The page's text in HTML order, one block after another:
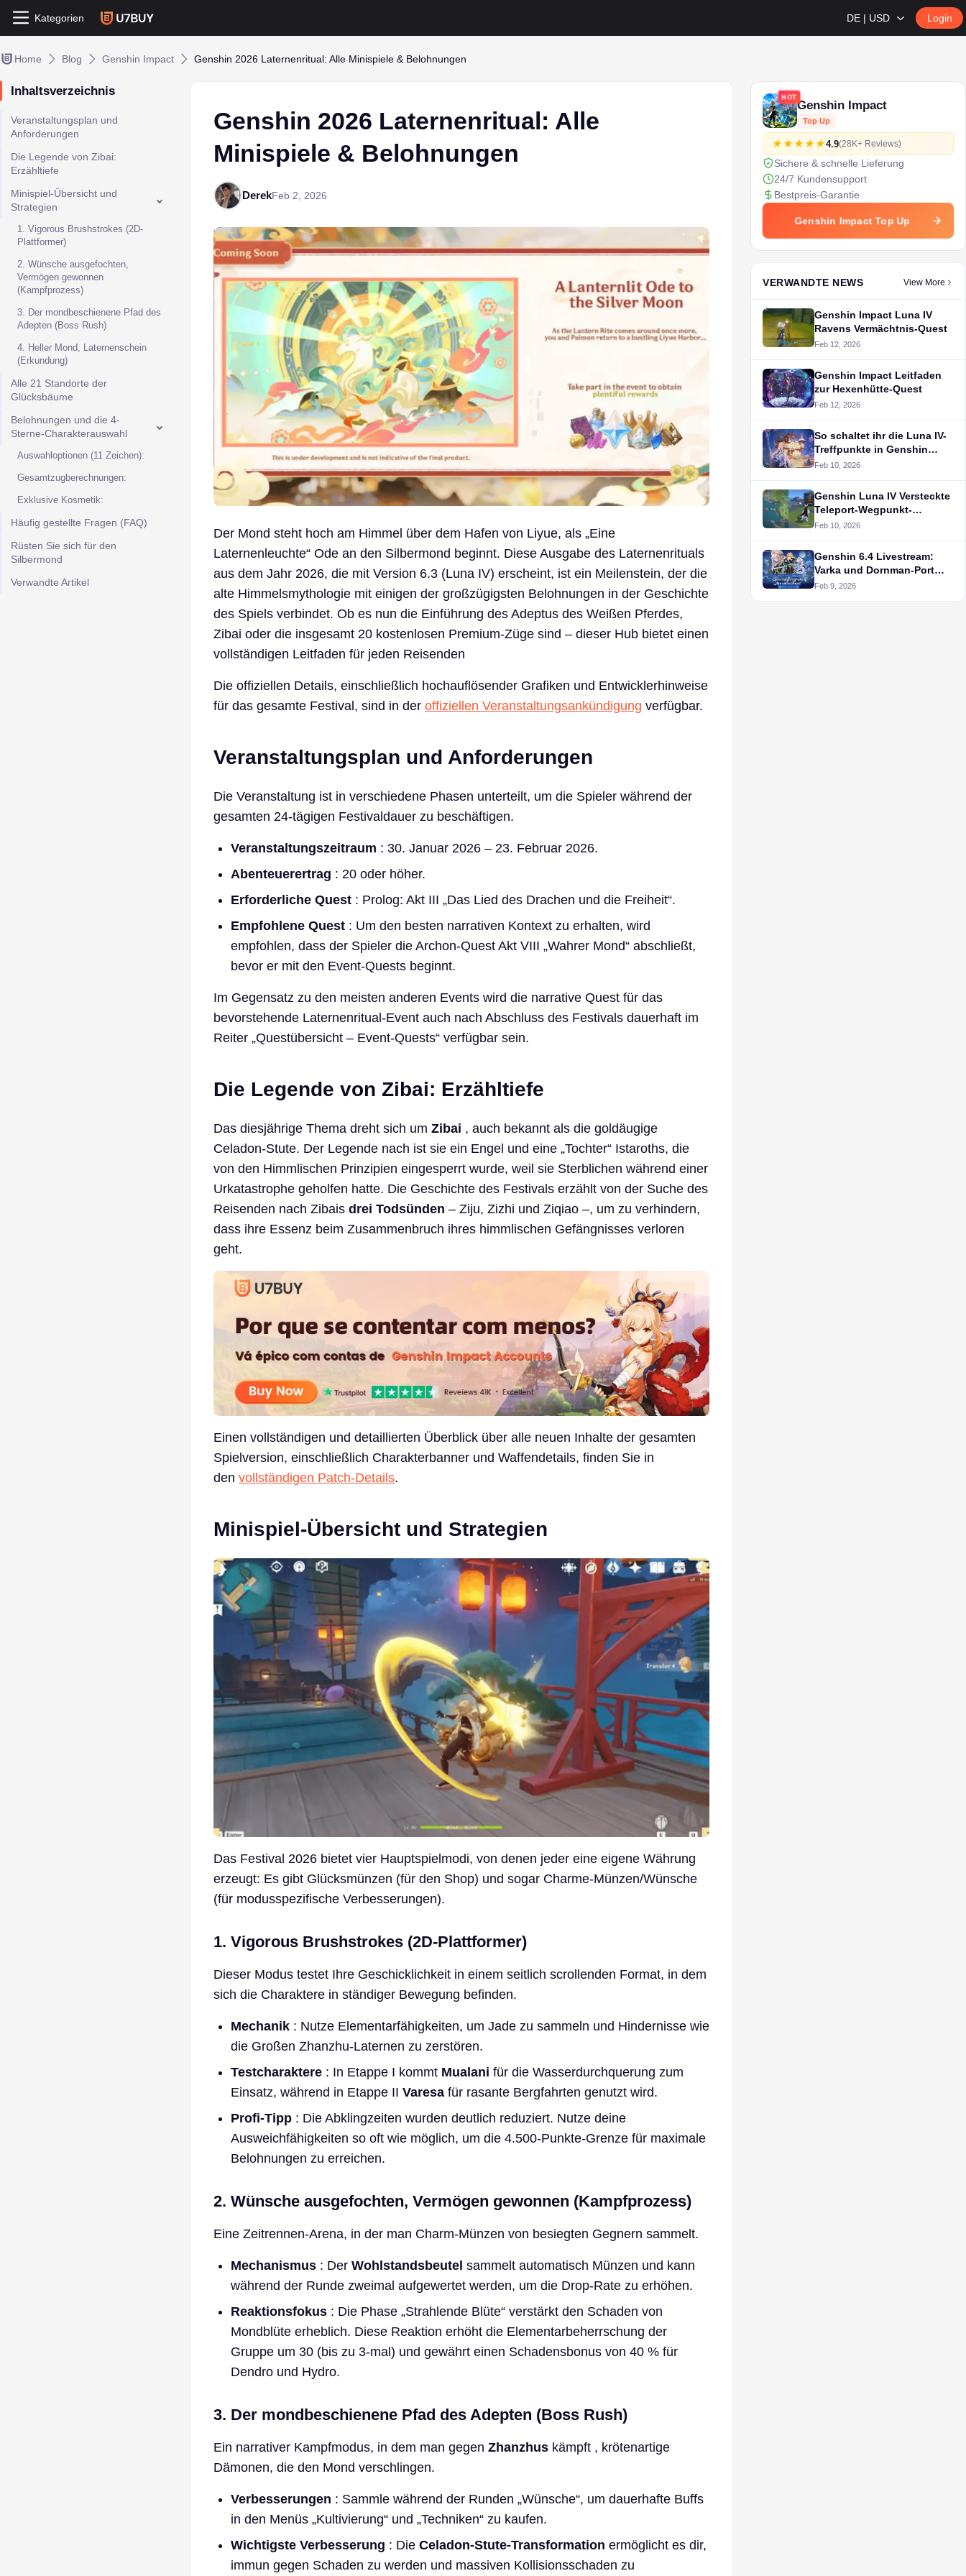
Kategorien DE | USD Login
Home Blog Genshin Impact Genshin 2026 Laternenritual: Alle Minispiele & Belohnungen
Inhaltsverzeichnis
Veranstaltungsplan und
Anforderungen
Die Legende von Zibai:
Erzähltiefe
Minispiel-Übersicht und
Strategien
1. Vigorous Brushstrokes (2D-
Plattformer)
2. Wünsche ausgefochten,
Vermögen gewonnen
(Kampfprozess)
3. Der mondbeschienene Pfad des
Adepten (Boss Rush)
4. Heller Mond, Laternenschein
(Erkundung)
Alle 21 Standorte der
Glücksbäume
Belohnungen und die 4-
Sterne-Charakterauswahl
Auswahloptionen (11 Zeichen):
Gesamtzugberechnungen:
Exklusive Kosmetik:
Häufig gestellte Fragen (FAQ)
Rüsten Sie sich für den
Silbermond
Verwandte Artikel
Genshin 2026 Laternenritual: Alle
Minispiele & Belohnungen
DerekFeb 2, 2026
Der Mond steht hoch am Himmel über dem Hafen von Liyue, als „Eine
Laternenleuchte“ Ode an den Silbermond beginnt. Diese Ausgabe des Laternenrituals
aus dem Jahr 2026, die mit Version 6.3 (Luna IV) erscheint, ist ein Meilenstein, der die
alte Himmelsmythologie mit einigen der großzügigsten Belohnungen in der Geschichte
des Spiels verbindet. Ob es nun die Einführung des Adeptus des Weißen Pferdes,
Zibai oder die insgesamt 20 kostenlosen Premium-Züge sind – dieser Hub bietet einen
vollständigen Leitfaden für jeden Reisenden
Die offiziellen Details, einschließlich hochauflösender Grafiken und Entwicklerhinweise
für das gesamte Festival, sind in der offiziellen Veranstaltungsankündigung verfügbar.
Veranstaltungsplan und Anforderungen
Die Veranstaltung ist in verschiedene Phasen unterteilt, um die Spieler während der
gesamten 24-tägigen Festivaldauer zu beschäftigen.
Veranstaltungszeitraum : 30. Januar 2026 – 23. Februar 2026.
Abenteuerertrag : 20 oder höher.
Erforderliche Quest : Prolog: Akt III „Das Lied des Drachen und die Freiheit“.
Empfohlene Quest : Um den besten narrativen Kontext zu erhalten, wird
empfohlen, dass der Spieler die Archon-Quest Akt VIII „Wahrer Mond“ abschließt,
bevor er mit den Event-Quests beginnt.
Im Gegensatz zu den meisten anderen Events wird die narrative Quest für das
bevorstehende Laternenritual-Event auch nach Abschluss des Festivals dauerhaft im
Reiter „Questübersicht – Event-Quests“ verfügbar sein.
Die Legende von Zibai: Erzähltiefe
Das diesjährige Thema dreht sich um Zibai , auch bekannt als die goldäugige
Celadon-Stute. Der Legende nach ist sie ein Engel und eine „Tochter“ Istaroths, die
von den Himmlischen Prinzipien eingesperrt wurde, weil sie Sterblichen während einer
Urkatastrophe geholfen hatte. Die Geschichte des Festivals erzählt von der Suche des
Reisenden nach Zibais drei Todsünden – Ziju, Zizhi und Ziqiao –, um zu verhindern,
dass ihre Essenz beim Zusammenbruch ihres himmlischen Gefängnisses verloren
geht.
Einen vollständigen und detaillierten Überblick über alle neuen Inhalte der gesamten
Spielversion, einschließlich Charakterbanner und Waffendetails, finden Sie in
den vollständigen Patch-Details.
Minispiel-Übersicht und Strategien
Das Festival 2026 bietet vier Hauptspielmodi, von denen jeder eine eigene Währung
erzeugt: Es gibt Glücksmünzen (für den Shop) und sogar Charme-Münzen/Wünsche
(für modusspezifische Verbesserungen).
1. Vigorous Brushstrokes (2D-Plattformer)
Dieser Modus testet Ihre Geschicklichkeit in einem seitlich scrollenden Format, in dem
sich die Charaktere in ständiger Bewegung befinden.
Mechanik : Nutze Elementarfähigkeiten, um Jade zu sammeln und Hindernisse wie
die Großen Zhanzhu-Laternen zu zerstören.
Testcharaktere : In Etappe I kommt Mualani für die Wasserdurchquerung zum
Einsatz, während in Etappe II Varesa für rasante Bergfahrten genutzt wird.
Profi-Tipp : Die Abklingzeiten wurden deutlich reduziert. Nutze deine
Ausweichfähigkeiten so oft wie möglich, um die 4.500-Punkte-Grenze für maximale
Belohnungen zu erreichen.
2. Wünsche ausgefochten, Vermögen gewonnen (Kampfprozess)
Eine Zeitrennen-Arena, in der man Charm-Münzen von besiegten Gegnern sammelt.
Mechanismus : Der Wohlstandsbeutel sammelt automatisch Münzen und kann
während der Runde zweimal aufgewertet werden, um die Drop-Rate zu erhöhen.
Reaktionsfokus : Die Phase „Strahlende Blüte“ verstärkt den Schaden von
Mondblüte erheblich. Diese Reaktion erhöht die Elementarbeherrschung der
Gruppe um 30 (bis zu 3-mal) und gewährt einen Schadensbonus von 40 % für
Dendro und Hydro.
3. Der mondbeschienene Pfad des Adepten (Boss Rush)
Ein narrativer Kampfmodus, in dem man gegen Zhanzhus kämpft , krötenartige
Dämonen, die den Mond verschlingen.
Verbesserungen : Sammle während der Runden „Wünsche“, um dauerhafte Buffs
in den Menüs „Kultivierung“ und „Techniken“ zu kaufen.
Wichtigste Verbesserung : Die Celadon-Stute-Transformation ermöglicht es dir,
immun gegen Schaden zu werden und massiven Kollisionsschaden zu
HOT
Genshin Impact
Top Up
4.9(28K+ Reviews)
Sichere & schnelle Lieferung
24/7 Kundensupport
Bestpreis-Garantie
Genshin Impact Top Up
VERWANDTE NEWS View More
Genshin Impact Luna IV
Ravens Vermächtnis-Quest
Feb 12, 2026
Genshin Impact Leitfaden
zur Hexenhütte-Quest
Feb 12, 2026
So schaltet ihr die Luna IV-
Treffpunkte in Genshin
Impact frei
Feb 10, 2026
Genshin Luna IV Versteckte
Teleport-Wegpunkt-
Standorte
Feb 10, 2026
Genshin 6.4 Livestream:
Varka und Dornman-Port
enthüllt
Feb 9, 2026